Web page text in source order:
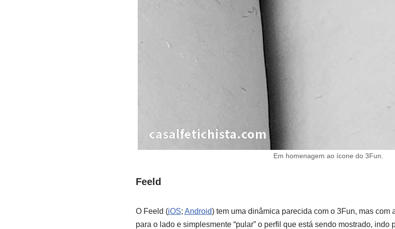
Em homenagem ao ícone do 3Fun.
Feeld
O Feeld (iOS; Android) tem uma dinâmica parecida com o 3Fun, mas com
para o lado e simplesmente “pular” o perfil que está sendo mostrado, indo